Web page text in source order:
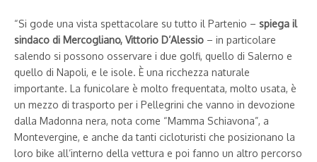
“Si gode una vista spettacolare su tutto il Partenio – spiega il
sindaco di Mercogliano, Vittorio D’Alessio – in particolare
salendo si possono osservare i due golfi, quello di Salerno e
quello di Napoli, e le isole. È una ricchezza naturale
importante. La funicolare è molto frequentata, molto usata, è
un mezzo di trasporto per i Pellegrini che vanno in devozione
dalla Madonna nera, nota come “Mamma Schiavona”, a
Montevergine, e anche da tanti cicloturisti che posizionano la
loro bike all’interno della vettura e poi fanno un altro percorso